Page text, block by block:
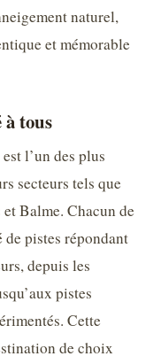
naturel,
et mémorable
tous
l’un des plus
secteurs tels que
Balme. Chacun de
de pistes répondant
depuis les
pistes
Cette
de choix